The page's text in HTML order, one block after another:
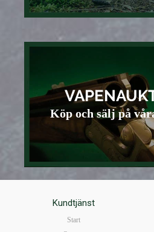
Köp och sälj på
Kundtjänst
Start